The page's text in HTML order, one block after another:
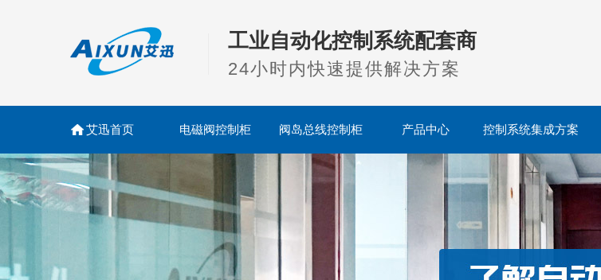
工业自动化控制系统配套商
24小时内快速提供解决方案
艾迅首页 电磁阀控制柜 阀岛总线控制柜 产品中心 控制系统集成方案